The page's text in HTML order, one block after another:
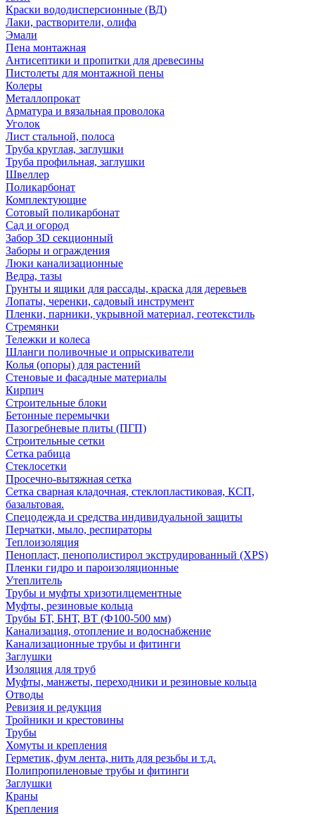
Краски вододисперсионные (ВД)
Лаки, растворители, олифа
Эмали
Пена монтажная
Антисептики и пропитки для древесины
Пистолеты для монтажной пены
Колеры
Металлопрокат
Арматура и вязальная проволока
Уголок
Лист стальной, полоса
Труба круглая, заглушки
Труба профильная, заглушки
Швеллер
Поликарбонат
Комплектующие
Сотовый поликарбонат
Сад и огород
Забор 3D секционный
Заборы и ограждения
Люки канализационные
Ведра, тазы
Грунты и ящики для рассады, краска для деревьев
Лопаты, черенки, садовый инструмент
Пленки, парники, укрывной материал, геотекстиль
Стремянки
Тележки и колеса
Шланги поливочные и опрыскиватели
Колья (опоры) для растений
Стеновые и фасадные материалы
Кирпич
Строительные блоки
Бетонные перемычки
Пазогребневые плиты (ПГП)
Строительные сетки
Сетка рабица
Стеклосетки
Просечно-вытяжная сетка
Сетка сварная кладочная, стеклопластиковая, КСП,
базальтовая.
Спецодежда и средства индивидуальной защиты
Перчатки, мыло, респираторы
Теплоизоляция
Пенопласт, пенополистирол экструдированный (XPS)
Пленки гидро и пароизоляционные
Утеплитель
Трубы и муфты хризотилцементные
Муфты, резиновые кольца
Трубы БТ, БНТ, ВТ (Ф100-500 мм)
Канализация, отопление и водоснабжение
Канализационные трубы и фитинги
Заглушки
Изоляция для труб
Муфты, манжеты, переходники и резиновые кольца
Отводы
Ревизия и редукция
Тройники и крестовины
Трубы
Хомуты и крепления
Герметик, фум лента, нить для резьбы и т.д.
Полипропиленовые трубы и фитинги
Заглушки
Краны
Крепления